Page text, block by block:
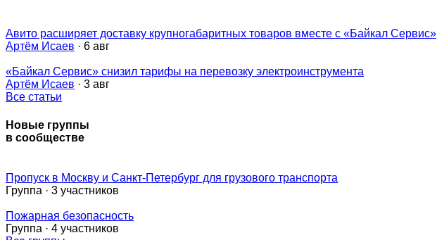
Авито расширяет доставку крупногабаритных товаров вместе с «Байкал Сервис»
Артём Исаев · 6 авг
«Байкал Сервис» снизил тарифы на перевозку электроинструмента
Артём Исаев · 3 авг
Все статьи
Новые группы
в сообществе
Пропуск в Москву и Санкт-Петербург для грузового транспорта
Группа · 3 участников
Пожарная безопасность
Группа · 4 участников